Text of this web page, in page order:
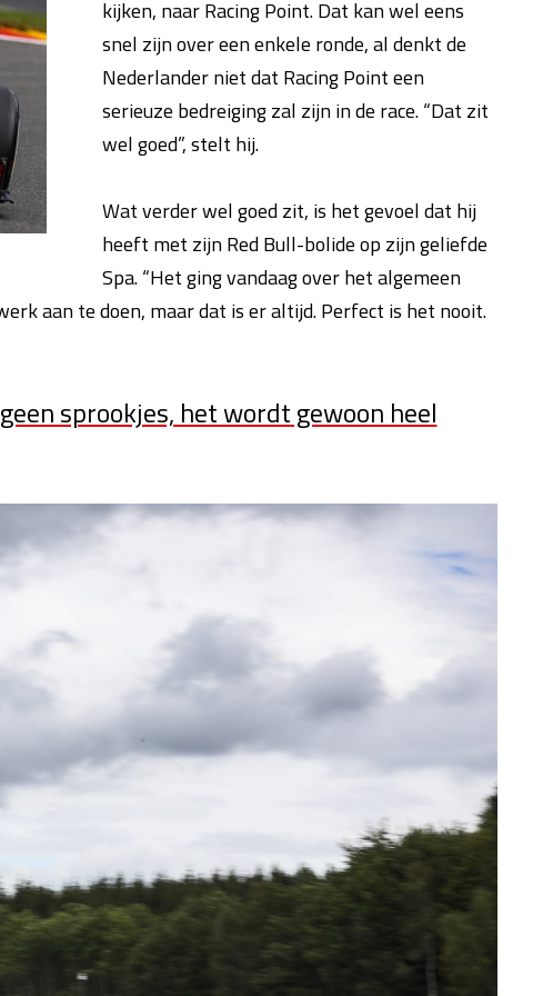
kijken, naar Racing Point. Dat kan wel eens
snel zijn over een enkele ronde, al denkt de
Nederlander niet dat Racing Point een
serieuze bedreiging zal zijn in de race. “Dat zit
wel goed”, stelt hij.
Wat verder wel goed zit, is het gevoel dat hij
heeft met zijn Red Bull-bolide op zijn geliefde
Spa. “Het ging vandaag over het algemeen
aan te doen, maar dat is er altijd. Perfect is het nooit.
sprookjes, het wordt gewoon heel